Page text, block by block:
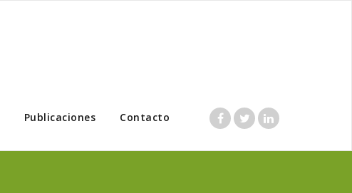
Publicaciones Contacto